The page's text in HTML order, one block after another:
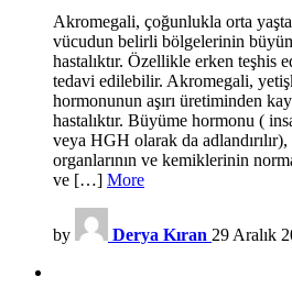
Akromegali, çoğunlukla orta
vücudun belirli bölgelerinin
hastalıktır. Özellikle erken teşhis
tedavi edilebilir. Akromegali,
hormonunun aşırı üretiminden
hastalıktır. Büyüme hormonu (
veya HGH olarak da
organlarının ve kemiklerinin
ve […] More
by Derya Kıran 29 Aralık